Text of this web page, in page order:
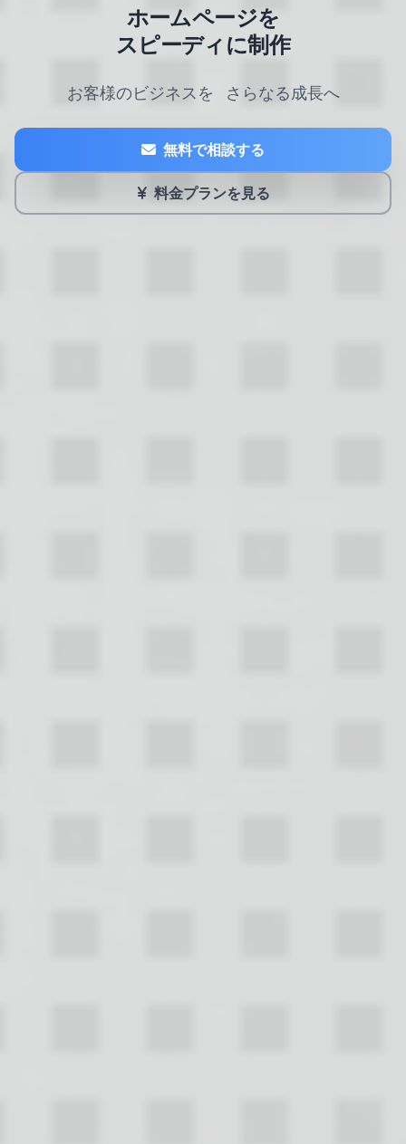
ホームページを
スピーディに制作
お客様のビジネスを さらなる成長へ
無料で相談する
料金プランを見る